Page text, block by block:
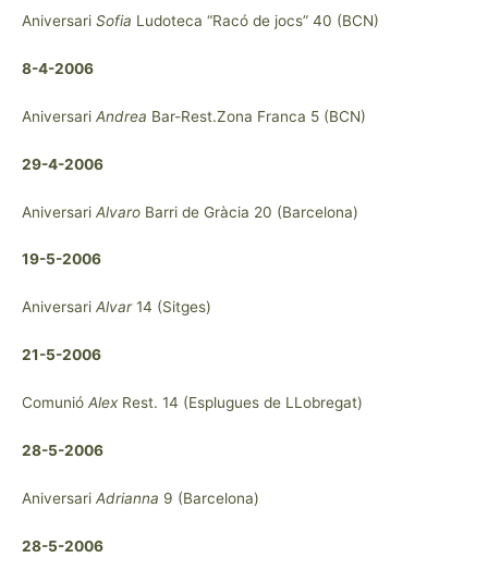
Aniversari Sofia Ludoteca “Racó de jocs” 40 (BCN)
8-4-2006
Aniversari Andrea Bar-Rest.Zona Franca 5 (BCN)
29-4-2006
Aniversari Alvaro Barri de Gràcia 20 (Barcelona)
19-5-2006
Aniversari Alvar14 (Sitges)
21-5-2006
Comunió Alex Rest. 14 (Esplugues de LLobregat)
28-5-2006
Aniversari Adrianna 9 (Barcelona)
28-5-2006